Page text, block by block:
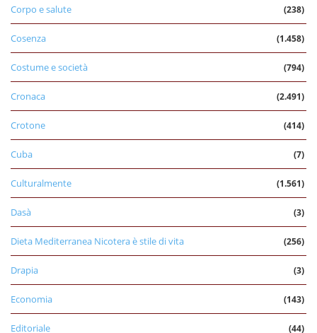
Corpo e salute (238)
Cosenza (1.458)
Costume e società (794)
Cronaca (2.491)
Crotone (414)
Cuba (7)
Culturalmente (1.561)
Dasà (3)
Dieta Mediterranea Nicotera è stile di vita (256)
Drapia (3)
Economia (143)
Editoriale (44)